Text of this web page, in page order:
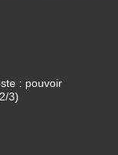
: pouvoir
3)